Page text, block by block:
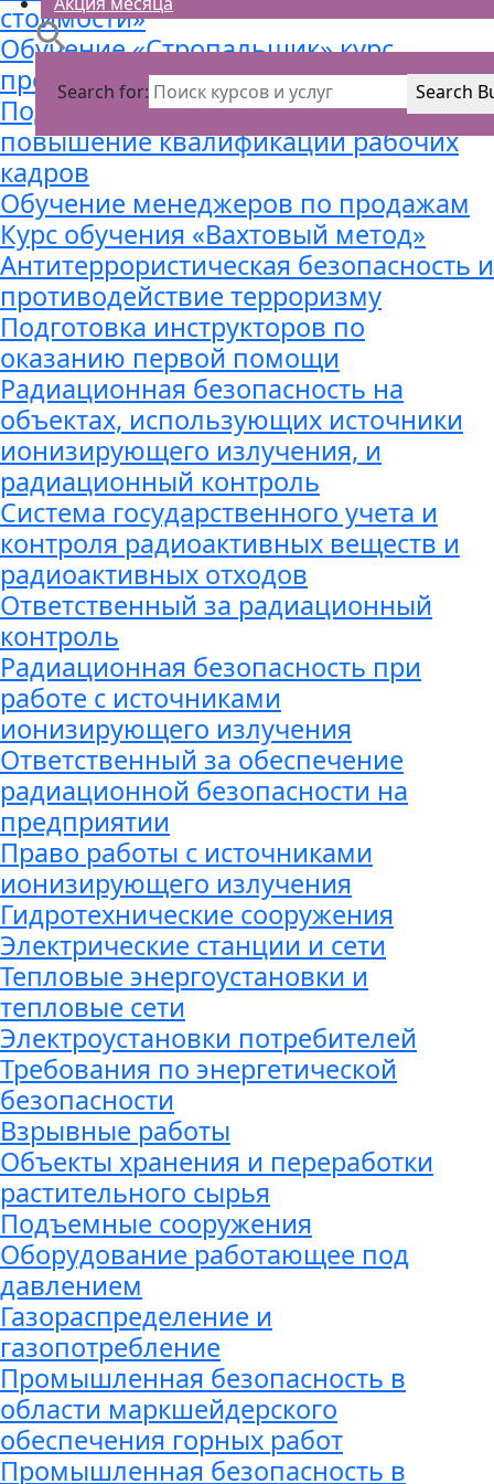
Search for: Search
стоимости»
Обучение «Стропальщик» курс
профессиональной подготовки
Подготовка, переподготовка и
повышение квалификации рабочих
кадров
Обучение менеджеров по продажам
Курс обучения «Вахтовый метод»
Антитеррористическая безопасность и
противодействие терроризму
Подготовка инструкторов по
оказанию первой помощи
Радиационная безопасность на
объектах, использующих источники
ионизирующего излучения, и
радиационный контроль
Система государственного учета и
контроля радиоактивных веществ и
радиоактивных отходов
Ответственный за радиационный
контроль
Радиационная безопасность при
работе с источниками
ионизирующего излучения
Ответственный за обеспечение
радиационной безопасности на
предприятии
Право работы с источниками
ионизирующего излучения
Гидротехнические сооружения
Электрические станции и сети
Тепловые энергоустановки и
тепловые сети
Электроустановки потребителей
Требования по энергетической
безопасности
Взрывные работы
Объекты хранения и переработки
растительного сырья
Подъемные сооружения
Оборудование работающее под
давлением
Газораспределение и
газопотребление
Промышленная безопасность в
области маркшейдерского
обеспечения горных работ
Промышленная безопасность в